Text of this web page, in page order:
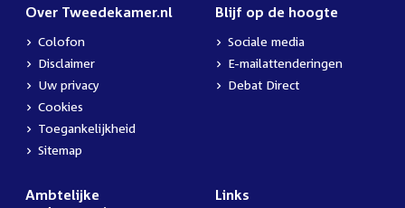
Over Tweedekamer.nl
Colofon
Disclaimer
Uw privacy
Cookies
Toegankelijkheid
Sitemap
Blijf op de hoogte
Sociale media
E-mailattenderingen
Debat Direct
Ambtelijke
Links